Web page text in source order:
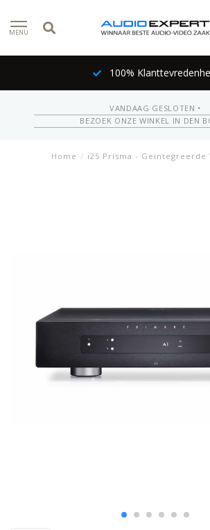
MENU
100%
VANDAAG GESLOTEN •
BEZOEK ONZE WINKEL IN DEN
Home / i25 Prisma - Geintegreerde